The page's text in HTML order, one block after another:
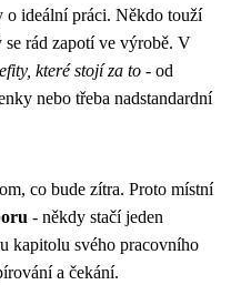
o ideální práci. Někdo touží
rád zapotí ve výrobě. V
které stojí za to - od
nebo třeba nadstandardní
co bude zítra. Proto místní
- někdy stačí jeden
kapitolu svého pracovního
a čekání.